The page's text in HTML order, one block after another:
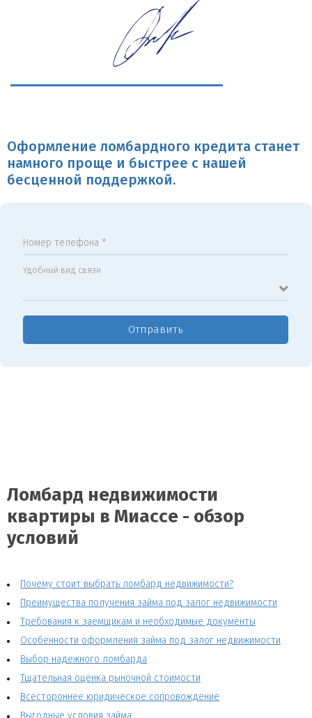
Оформление ломбардного кредита станет
намного проще и быстрее с нашей
бесценной поддержкой.
Номер телефона *
Удобный вид связи
Отправить
Ломбард недвижимости
квартиры в Миассе - обзор
условий
Почему стоит выбрать ломбард недвижимости?
Преимущества получения займа под залог недвижимости
Требования к заемщикам и необходимые документы
Особенности оформления займа под залог недвижимости
Выбор надежного ломбарда
Тщательная оценка рыночной стоимости
Всестороннее юридическое сопровождение
Выгодные условия займа